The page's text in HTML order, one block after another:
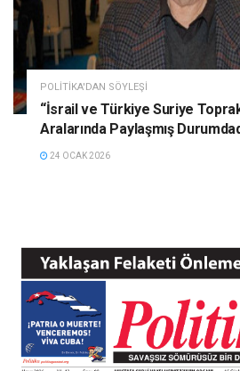
POLITIKA'DAN SÖYLEŞI
“İsrail ve Türkiye Suriye
Aralarında Paylaşmış
24 OCAK 2026